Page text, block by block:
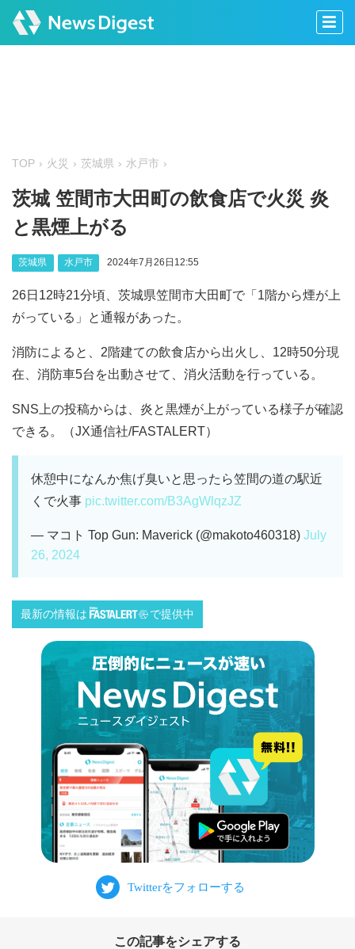
TOP 火災 茨城県 水戸市
茨城 笠間市大田町の飲食店で火災 炎
と黒煙上がる
茨城県 水戸市 2024年7月26日12:55
26日12時21分頃、茨城県笠間市大田町で「1階から煙が上
がっている」と通報があった。
消防によると、2階建ての飲食店から出火し、12時50分現
在、消防車5台を出動させて、消火活動を行っている。
SNS上の投稿からは、炎と黒煙が上がっている様子が確認
できる。（JX通信社/FASTALERT）
休憩中になんか焦げ臭いと思ったら笠間の道の駅近
くで火事 pic.twitter.com/B3AgWlqzJZ
— マコト Top Gun: Maverick (@makoto460318) July
26, 2024
最新の情報は で提供中
この記事をシェアする